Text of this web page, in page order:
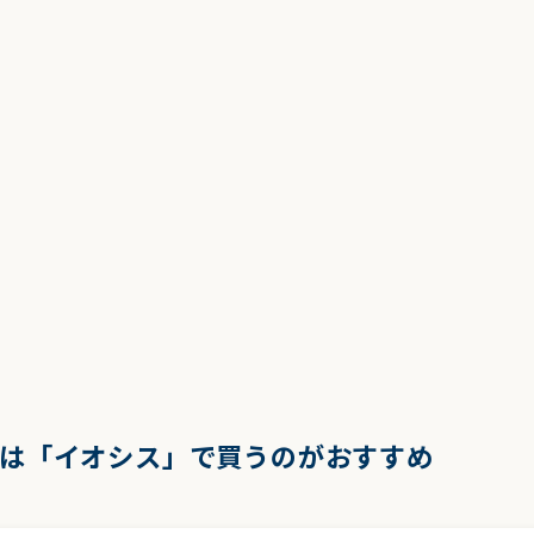
「イオシス」で買うのがおすすめ